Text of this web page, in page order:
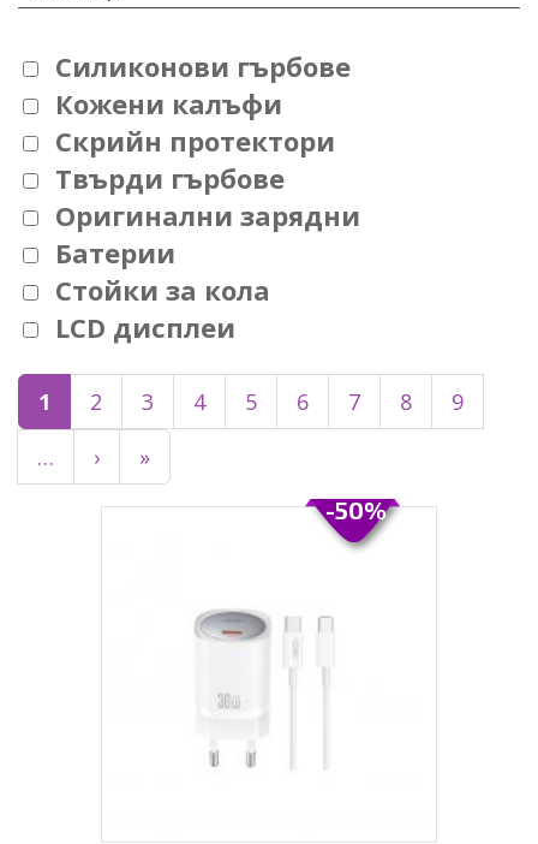
Силиконови гърбове
Кожени калъфи
Скрийн протектори
Твърди гърбове
Оригинални зарядни
Батерии
Стойки за кола
LCD дисплеи
1 2 3 4 5 6 7 8
9
…
› »
-50%